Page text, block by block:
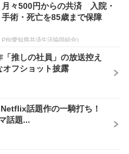
月々500円からの共済 入院・
手術・死亡を85歳まで保障
PR(愛知県共済生活協同組合)
推しの社員」の放送控え
オフショット披露
話題作の一騎打ち！
話題...